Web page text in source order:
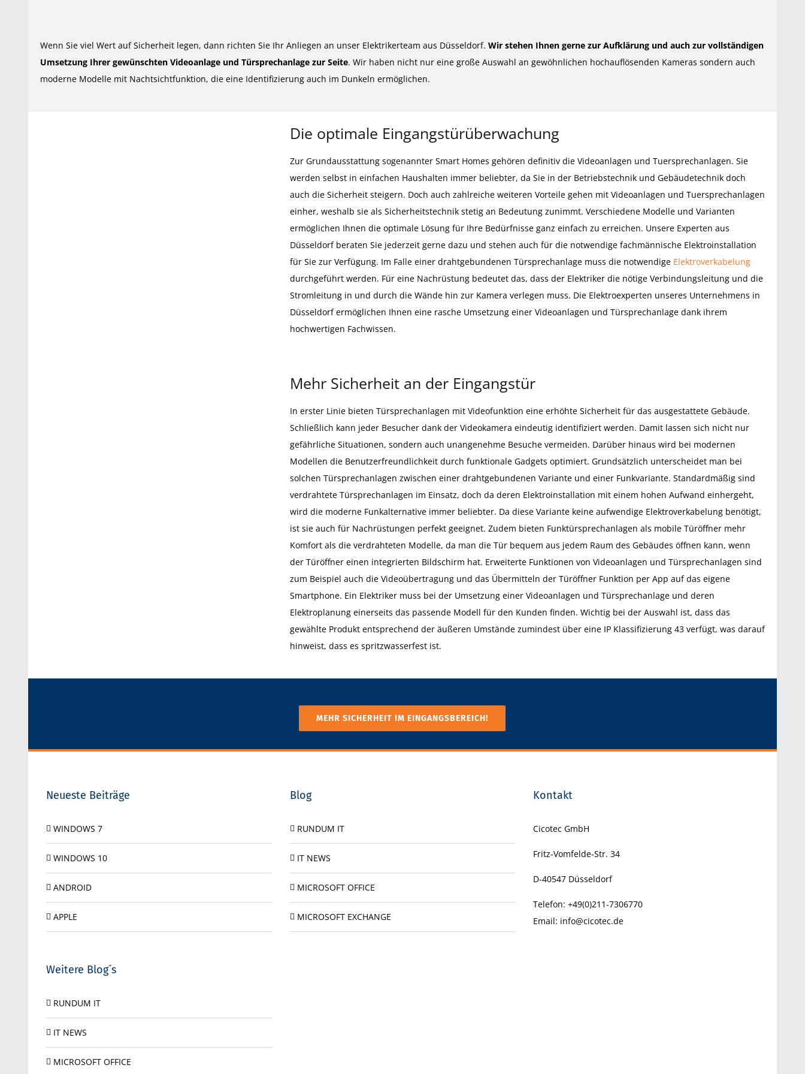
Wenn Sie viel Wert auf Sicherheit legen, dann richten Sie Ihr Anliegen an unser Elektrikerteam aus Düsseldorf. Wir stehen Ihnen gerne zur Aufklärung und auch zur vollständigen
Umsetzung Ihrer gewünschten Videoanlage und Türsprechanlage zur Seite. Wir haben nicht nur eine große Auswahl an gewöhnlichen hochauflösenden Kameras sondern auch
moderne Modelle mit Nachtsichtfunktion, die eine Identifizierung auch im Dunkeln ermöglichen.
Die optimale Eingangstürüberwachung
Zur Grundausstattung sogenannter Smart Homes gehören definitiv die Videoanlagen und Tuersprechanlagen. Sie
werden selbst in einfachen Haushalten immer beliebter, da Sie in der Betriebstechnik und Gebäudetechnik doch
auch die Sicherheit steigern. Doch auch zahlreiche weiteren Vorteile gehen mit Videoanlagen und Tuersprechanlagen
einher, weshalb sie als Sicherheitstechnik stetig an Bedeutung zunimmt. Verschiedene Modelle und Varianten
ermöglichen Ihnen die optimale Lösung für Ihre Bedürfnisse ganz einfach zu erreichen. Unsere Experten aus
Düsseldorf beraten Sie jederzeit gerne dazu und stehen auch für die notwendige fachmännische Elektroinstallation
für Sie zur Verfügung. Im Falle einer drahtgebundenen Türsprechanlage muss die notwendige Elektroverkabelung
durchgeführt werden. Für eine Nachrüstung bedeutet das, dass der Elektriker die nötige Verbindungsleitung und die
Stromleitung in und durch die Wände hin zur Kamera verlegen muss. Die Elektroexperten unseres Unternehmens in
Düsseldorf ermöglichen Ihnen eine rasche Umsetzung einer Videoanlagen und Türsprechanlage dank ihrem
hochwertigen Fachwissen.
Mehr Sicherheit an der Eingangstür
In erster Linie bieten Türsprechanlagen mit Videofunktion eine erhöhte Sicherheit für das ausgestattete Gebäude.
Schließlich kann jeder Besucher dank der Videokamera eindeutig identifiziert werden. Damit lassen sich nicht nur
gefährliche Situationen, sondern auch unangenehme Besuche vermeiden. Darüber hinaus wird bei modernen
Modellen die Benutzerfreundlichkeit durch funktionale Gadgets optimiert. Grundsätzlich unterscheidet man bei
solchen Türsprechanlagen zwischen einer drahtgebundenen Variante und einer Funkvariante. Standardmäßig sind
verdrahtete Türsprechanlagen im Einsatz, doch da deren Elektroinstallation mit einem hohen Aufwand einhergeht,
wird die moderne Funkalternative immer beliebter. Da diese Variante keine aufwendige Elektroverkabelung benötigt,
ist sie auch für Nachrüstungen perfekt geeignet. Zudem bieten Funktürsprechanlagen als mobile Türöffner mehr
Komfort als die verdrahteten Modelle, da man die Tür bequem aus jedem Raum des Gebäudes öffnen kann, wenn
der Türöffner einen integrierten Bildschirm hat. Erweiterte Funktionen von Videoanlagen und Türsprechanlagen sind
zum Beispiel auch die Videoübertragung und das Übermitteln der Türöffner Funktion per App auf das eigene
Smartphone. Ein Elektriker muss bei der Umsetzung einer Videoanlagen und Türsprechanlage und deren
Elektroplanung einerseits das passende Modell für den Kunden finden. Wichtig bei der Auswahl ist, dass das
gewählte Produkt entsprechend der äußeren Umstände zumindest über eine IP Klassifizierung 43 verfügt, was darauf
hinweist, dass es spritzwasserfest ist.
MEHR SICHERHEIT IM EINGANGSBEREICH!
Neueste Beiträge
WINDOWS 7
WINDOWS 10
ANDROID
APPLE
Weitere Blog´s
RUNDUM IT
IT NEWS
MICROSOFT OFFICE
Blog
RUNDUM IT
IT NEWS
MICROSOFT OFFICE
MICROSOFT EXCHANGE
Kontakt
Cicotec GmbH
Fritz-Vomfelde-Str. 34
D-40547 Düsseldorf
Telefon:+49(0)211-7306770
Email: info@cicotec.de